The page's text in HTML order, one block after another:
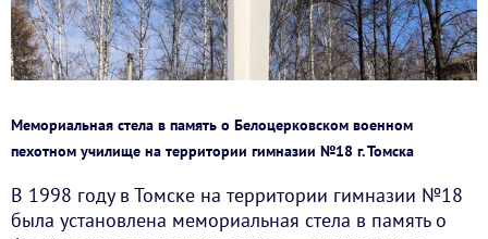
Мемориальная стела в память о Белоцерковском военном
пехотном училище на территории гимназии №18 г. Томска
В 1998 году в Томске на территории гимназии №18
была установлена мемориальная стела в память о